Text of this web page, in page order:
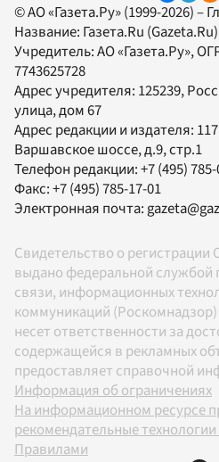
© АО «Газета.Ру» (1999-2026) –
Название: Газета.Ru (Gazeta.Ru)
Учредитель:АО «Газета.Ру»,
7743625728
Адрес учредителя: 125239,
улица, дом 67
Адрес редакции и издателя:
Варшавское шоссе, д.9, стр.1
Телефон редакции:+7 (495)
Факс:+7 (495) 785-17-01
Электронная почта:
Свидетельство о
выдано федеральной службой
связи, информационных
коммуникаций (Роскомнадзор)
несет ответственности за
содержащейся в рекламных
предоставляет справочной
Информация об ограничениях
На информационном ресурсе
рекомендательные
Правилами